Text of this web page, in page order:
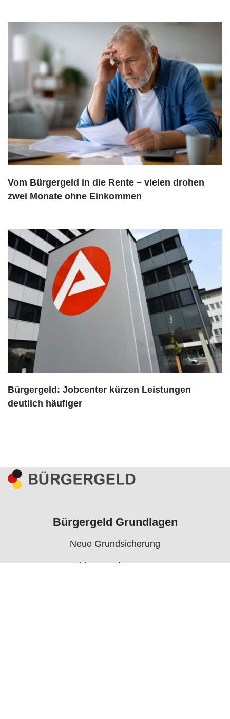
Vom Bürgergeld in die Rente – vielen drohen
zwei Monate ohne Einkommen
Bürgergeld: Jobcenter kürzen Leistungen
deutlich häufiger
Bürgergeld Grundlagen
Neue Grundsicherung
Voraussetzungen